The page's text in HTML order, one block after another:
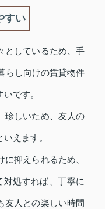
すい
としているため、手
らし向けの賃貸物件
です。
珍しいため、友人の
えます。
抑えられるため、
処すれば、丁寧に
友人との楽しい時間